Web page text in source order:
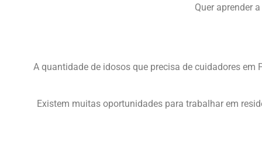
Quer aprender
A quantidade de idosos que precisa de cuidadores
Existem muitas oportunidades para trabalhar em